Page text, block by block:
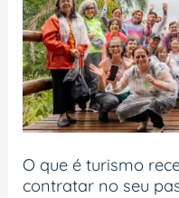
O que é turismo
contratar no seu
e
por
que
você
deve
contratar
seu
passeio